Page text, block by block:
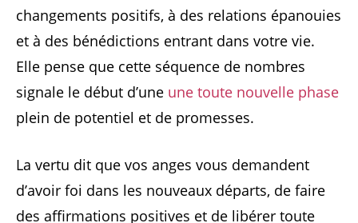
changements positifs, à des relations épanouies
et à des bénédictions entrant dans votre vie.
Elle pense que cette séquence de nombres
signale le début d’une une toute nouvelle phase
plein de potentiel et de promesses.
La vertu dit que vos anges vous demandent
d’avoir foi dans les nouveaux départs, de faire
des affirmations positives et de libérer toute